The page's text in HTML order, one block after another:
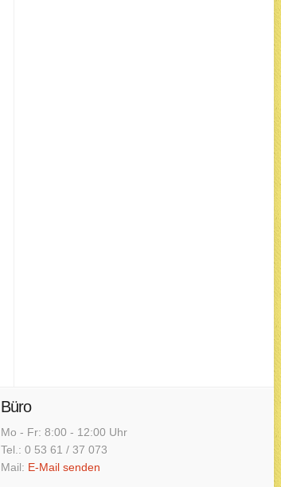
Büro
Mo - Fr: 8:00 - 12:00 Uhr
Tel.: 0 53 61 / 37 073
Mail: E-Mail senden